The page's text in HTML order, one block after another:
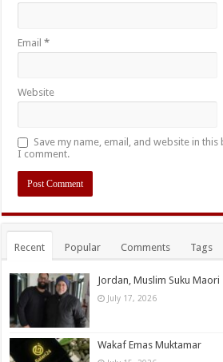
Email*
Website
Save my name, email, and website in
I comment.
Recent Popular Comments Tags
Jordan, Muslim Suku Maori
July 17, 2026
Wakaf Emas Muktamar